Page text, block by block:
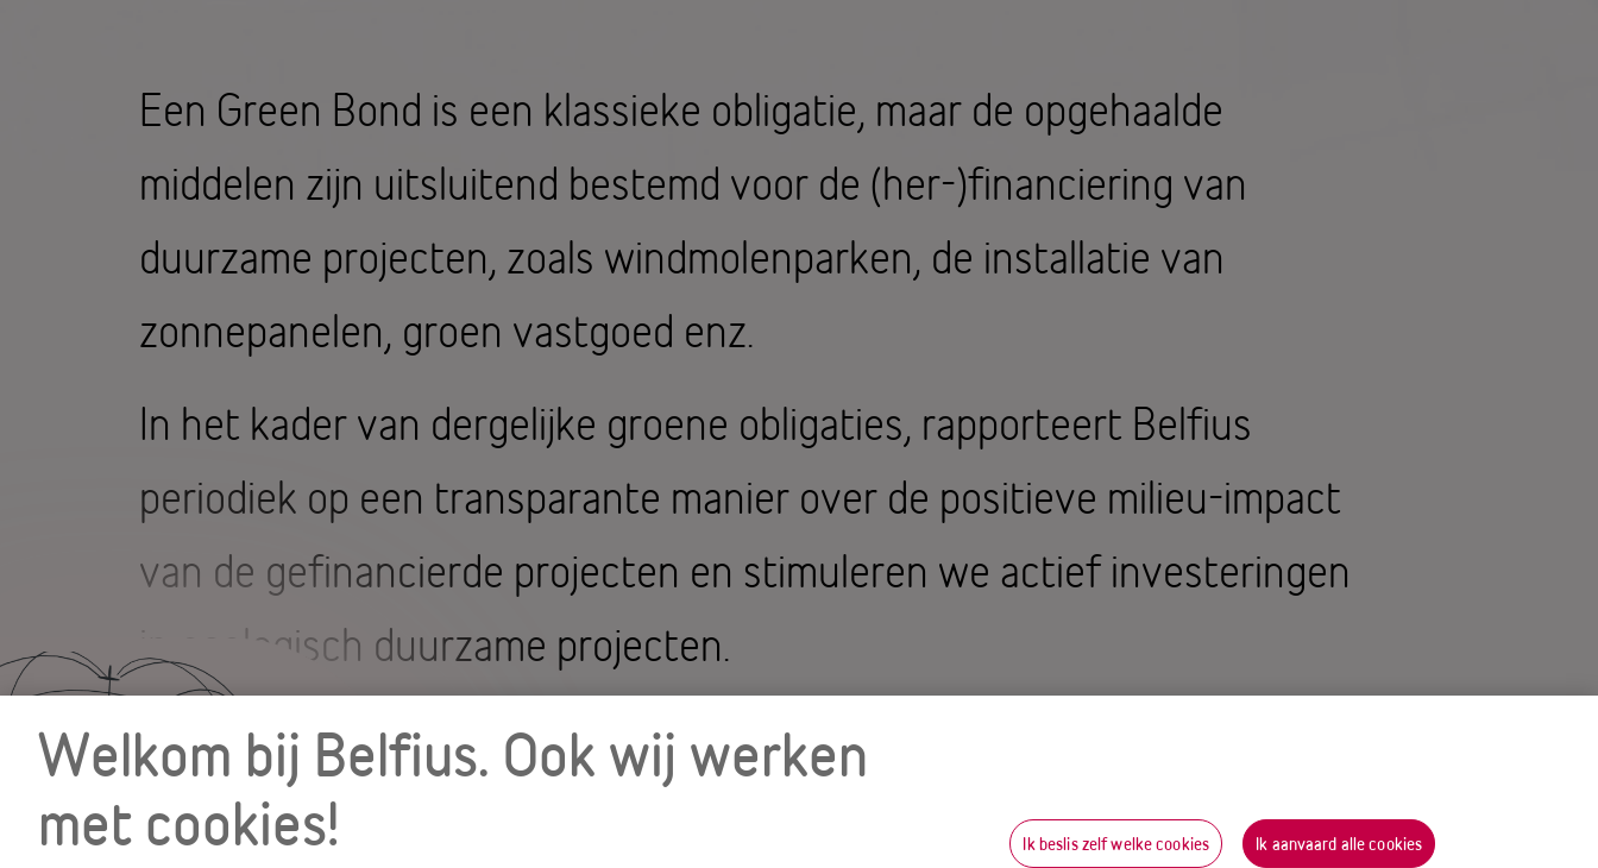
Een Green Bond is een klassieke obligatie, maar de opgehaalde
middelen zijn uitsluitend bestemd voor de (her-)financiering van
duurzame projecten, zoals windmolenparken, de installatie van
zonnepanelen, groen vastgoed enz.
In het kader van dergelijke groene obligaties, rapporteert Belfius
periodiek op een transparante manier over de positieve milieu-impact
van de gefinancierde projecten en stimuleren we actief investeringen
in ecologisch duurzame projecten.
De nieuwe Green Bond heeft een waarde van 750 miljoen euro en is
bestemd voor institutionele en professionele beleggers.
Welkom bij Belfius. Ook wij werken
met cookies!
Ik beslis zelf welke cookies Ik aanvaard alle cookies